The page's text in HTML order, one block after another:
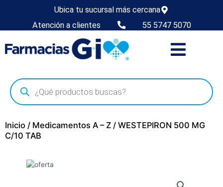
Ubica tu sucursal más cercana
Atención a clientes
55 5747 5070
Inicio / Medicamentos A – Z / WESTEPIRON 500 MG
C/10 TAB